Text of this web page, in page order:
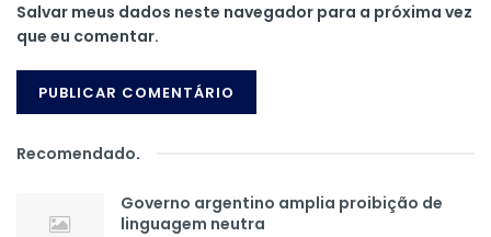
Salvar meus dados neste navegador para a próxima vez
que eu comentar.
Recomendado.
Governo argentino amplia proibição de
linguagem neutra